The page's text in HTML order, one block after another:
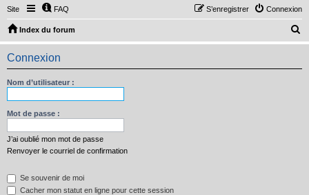
Site FAQ Connexion
S’enregistrer
Index du forum
e
Connexion
Nom d’utilisateur :
Mot de passe :
J’ai oublié mon mot de passe
Renvoyer le courriel de confirmation
Se souvenir de moi
Cacher mon statut en ligne pour cette session